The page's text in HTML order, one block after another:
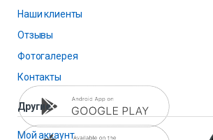
Наши клиенты
Отзывы
Фотогалерея
Контакты
Другие
Мой аккаунт